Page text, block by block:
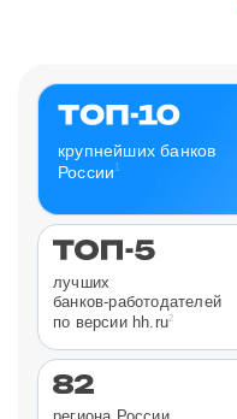
крупнейших банков
России 1
лучших
банков-работодателей
по версии hh.ru2